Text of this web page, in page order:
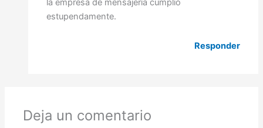
la empresa de mensajería cumplió
estupendamente.
Responder
Deja un comentario